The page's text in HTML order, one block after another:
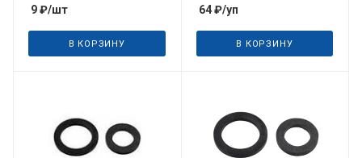
9₽/шт
В КОРЗИНУ
64₽/уп
В КОРЗИНУ